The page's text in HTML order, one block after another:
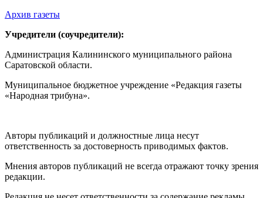
Архив газеты
Учредители (соучредители):
Администрация Калининского муниципального района
Саратовской области.
Муниципальное бюджетное учреждение «Редакция газеты
«Народная трибуна».
Авторы публикаций и должностные лица несут
ответственность за достоверность приводимых фактов.
Мнения авторов публикаций не всегда отражают точку зрения
редакции.